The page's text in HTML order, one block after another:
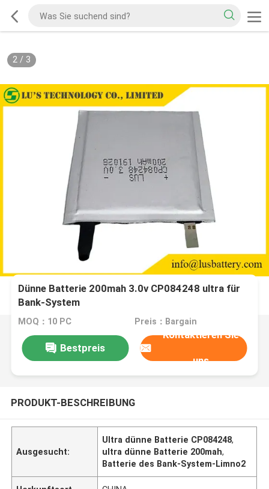
2/ 3
Dünne Batterie 200mah 3.0v CP084248 ultra für
Bank-System
MOQ：10 PC Preis：Bargain
Bestpreis
Kontaktieren Sie
uns
PRODUKT-BESCHREIBUNG
Ausgesucht:
Ultra dünne Batterie CP084248,
ultra dünne Batterie 200mah,
Batterie des Bank-System-Limno2